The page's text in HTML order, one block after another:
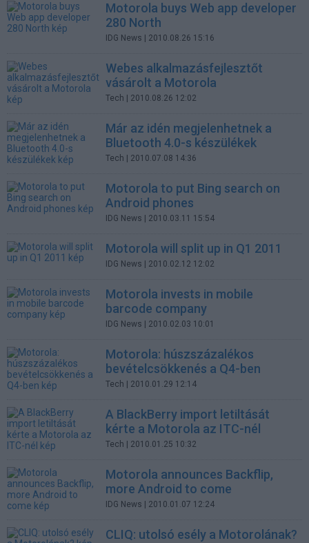
Motorola buys Web app developer
280 North
IDG News | 2010.08.26 15:16
Webes alkalmazásfejlesztőt
vásárolt a Motorola
Tech | 2010.08.26 12:02
Már az idén megjelenhetnek a
Bluetooth 4.0-s készülékek
Tech | 2010.07.08 14:36
Motorola to put Bing search on
Android phones
IDG News | 2010.03.11 15:54
Motorola will split up in Q1 2011
IDG News | 2010.02.12 12:02
Motorola invests in mobile
barcode company
IDG News | 2010.02.03 10:01
Motorola: húszszázalékos
bevételcsökkenés a Q4-ben
Tech | 2010.01.29 12:14
A BlackBerry import letiltását
kérte a Motorola az ITC-nél
Tech | 2010.01.25 10:32
Motorola announces Backflip,
more Android to come
IDG News | 2010.01.07 12:24
CLIQ: utolsó esély a Motorolának?